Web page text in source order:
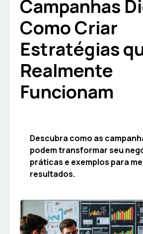
Campanhas
Como Criar
Estratégias
Realmente
Funcionam
Descubra como as
podem transformar seu
práticas e exemplos para
resultados.